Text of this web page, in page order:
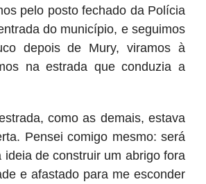
posto fechado da Polícia
do município, e seguimos
depois de Mury, viramos à
na estrada que conduzia a
como as demais, estava
Pensei comigo mesmo: será
ideia de construir um abrigo fora
e afastado para me esconder